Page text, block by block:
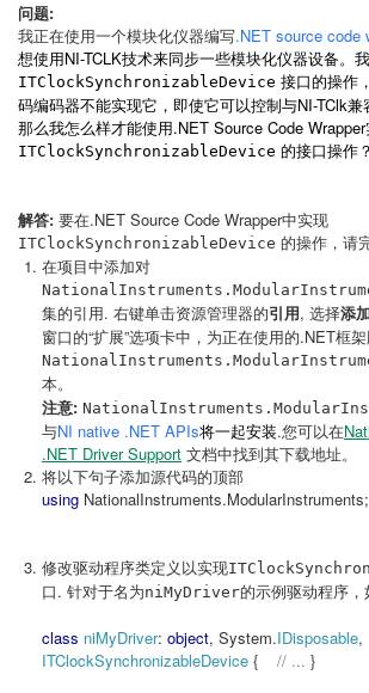
问题:
我正在使用一个模块化仪器编写.NET source code
想使用NI-TCLK技术来同步一些模块化仪器设备。
ITClockSynchronizableDevice 接口的操作
码编码器不能实现它，即使它可以控制与NI-TClk兼
那么我怎么样才能使用.NET Source Code
ITClockSynchronizableDevice 的接口操作？
解答: 要在.NET Source Code Wrapper中实现
ITClockSynchronizableDevice 的操作，请
在项目中添加对
集的引用 . 右键单击资源管理器的引用, 选择添
窗口的“扩展”选项卡中，为正在使用的.NET框
本。
注意:
与NI native .NET APIs将一起安装.您可以在
.NET Driver Support 文档中找到其下载地址。
将以下句子添加源代码的顶部
using NationalInstruments.ModularInstruments;
修改驱动程序类定义以实现
口. 针对于名为niMyDriver的示例驱动程序，
class niMyDriver: object, System.IDisposable,
ITClockSynchronizableDevice { // ... }